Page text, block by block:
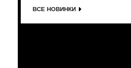
ВСЕ НОВИНКИ